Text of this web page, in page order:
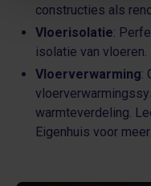
constructies als
Vloerisolatie:
isolatie van vloeren.
Vloerverwarming:
warmteverdeling.
Eigenhuis voor